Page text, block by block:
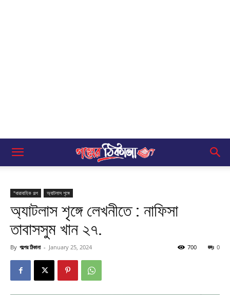
"ধারাবাহিক গল্প অ্যাটলাস শৃঙ্গে
অ্যাটলাস শৃঙ্গে লেখনীতে : নাফিসা
তাবাসসুম খান ২৭.
By গল্পের ঠিকানা - January 25, 2024 0
700